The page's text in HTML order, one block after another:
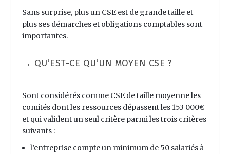
Sans surprise, plus un CSE est de grande taille et
plus ses démarches et obligations comptables sont
importantes.
→ QU’EST-CE QU’UN MOYEN CSE ?
Sont considérés comme CSE de taille moyenne les
comités dont les ressources dépassent les 153 000€
et quivalident un seul critèreparmi les trois critères
suivants :
l’entreprise compte un minimum de 50 salariés à